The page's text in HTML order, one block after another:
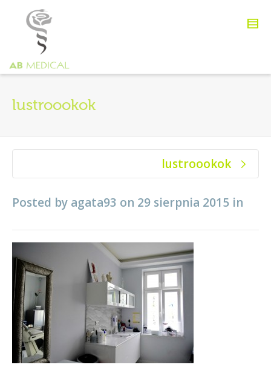
lustroookok
lustroookok
Posted by agata93 on 29 sierpnia 2015 in